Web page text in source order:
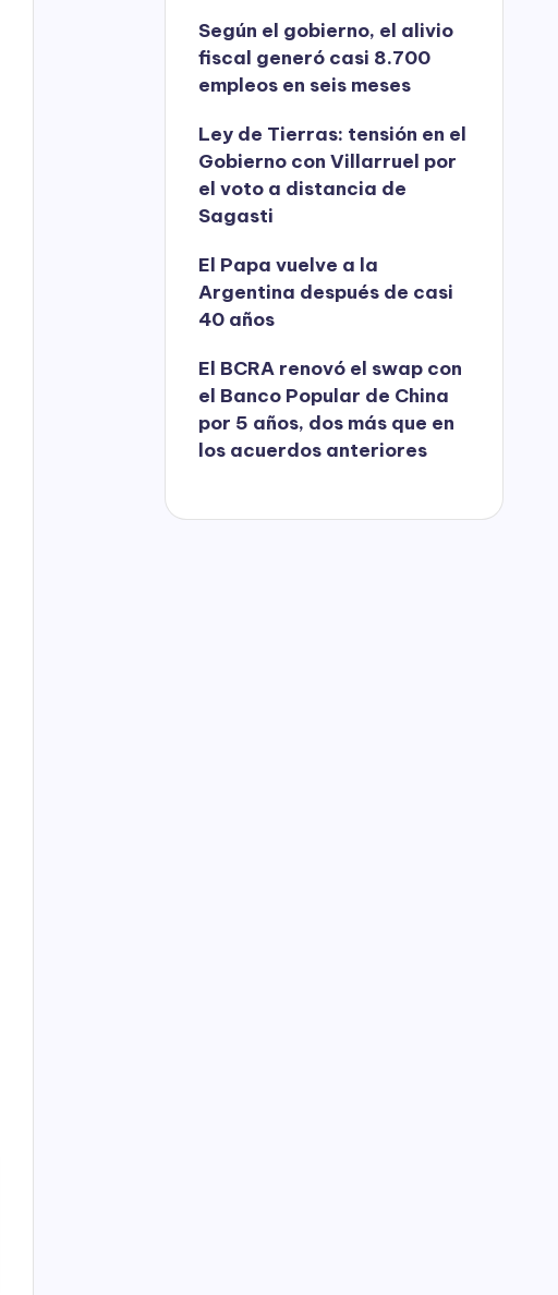
Según el gobierno, el alivio
fiscal generó casi 8.700
empleos en seis meses
Ley de Tierras: tensión en el
Gobierno con Villarruel por
el voto a distancia de
Sagasti
El Papa vuelve a la
Argentina después de casi
40 años
El BCRA renovó el swap con
el Banco Popular de China
por 5 años, dos más que en
los acuerdos anteriores